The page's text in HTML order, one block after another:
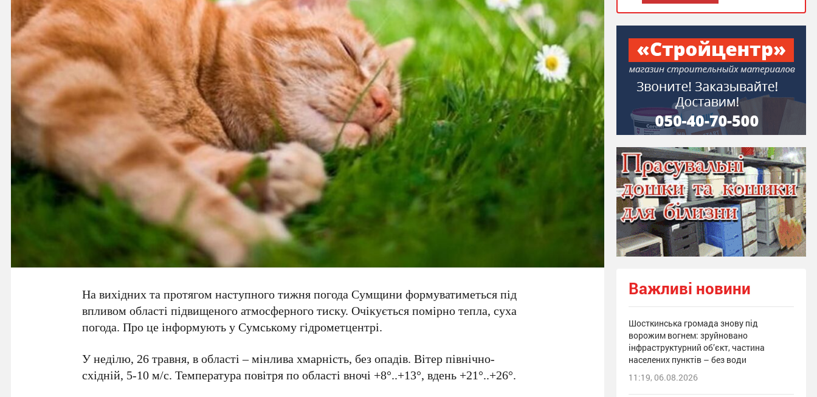
На вихідних та протягом наступного тижня погода Сумщини формуватиметься під
впливом області підвищеного атмосферного тиску. Очікується помірно тепла, суха
погода. Про це інформують у Сумському гідрометцентрі.
У неділю, 26 травня, в області – мінлива хмарність, без опадів. Вітер північно-
східній, 5-10 м/с. Температура повітря по області вночі +8°..+13°, вдень +21°..+26°.
Важливі новини
Шосткинська громада знову під
ворожим вогнем: зруйновано
інфраструктурний об’єкт, частина
населених пунктів – без води
11:19, 06.08.2026